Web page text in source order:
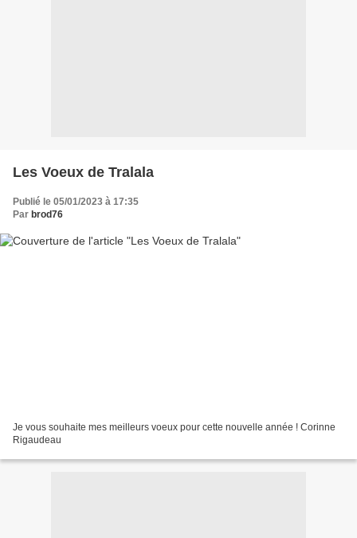
Les Voeux de Tralala
Publié le 05/01/2023 à 17:35
Par brod76
Je vous souhaite mes meilleurs voeux pour cette nouvelle année ! Corinne
Rigaudeau